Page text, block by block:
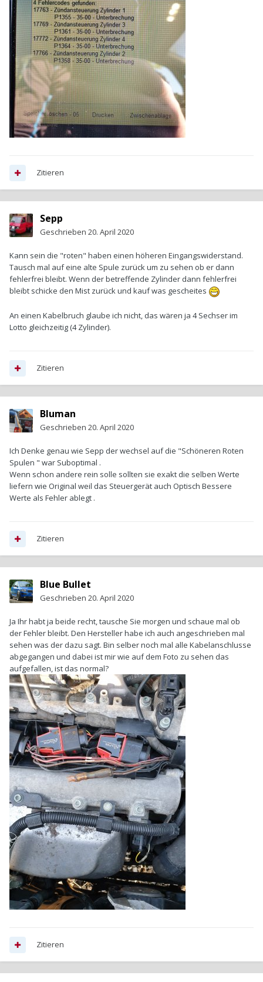
Zitieren
Sepp
Geschrieben 20. April 2020
Kann sein die "roten" haben einen höheren Eingangswiderstand.
Tausch mal auf eine alte Spule zurück um zu sehen ob er dann
fehlerfrei bleibt. Wenn der betreffende Zylinder dann fehlerfrei
bleibt schicke den Mist zurück und kauf was gescheites
An einen Kabelbruch glaube ich nicht, das wären ja 4 Sechser im
Lotto gleichzeitig (4 Zylinder).
Zitieren
Bluman
Geschrieben 20. April 2020
Ich Denke genau wie Sepp der wechsel auf die "Schöneren Roten
Spulen " war Suboptimal .
Wenn schon andere rein solle sollten sie exakt die selben Werte
liefern wie Original weil das Steuergerät auch Optisch Bessere
Werte als Fehler ablegt .
Zitieren
Blue Bullet
Geschrieben 20. April 2020
Ja Ihr habt ja beide recht, tausche Sie morgen und schaue mal ob
der Fehler bleibt. Den Hersteller habe ich auch angeschrieben mal
sehen was der dazu sagt. Bin selber noch mal alle Kabelanschlusse
abgegangen und dabei ist mir wie auf dem Foto zu sehen das
aufgefallen, ist das normal?
Zitieren